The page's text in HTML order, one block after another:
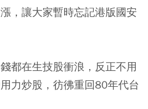
，讓大家暫時忘記港版國安
都在生技股衝浪，反正不用
力炒股，彷彿重回80年代台